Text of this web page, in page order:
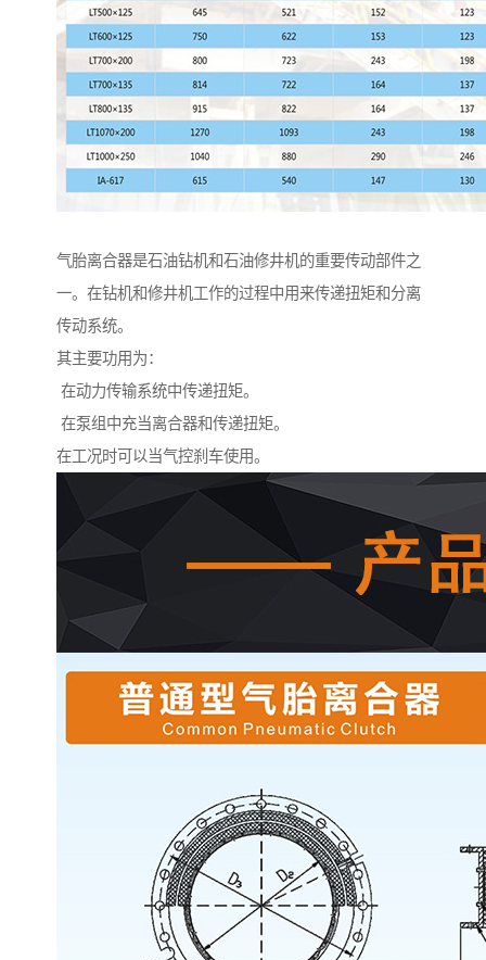
气胎离合器是石油钻机和石油修井机的重要传动部件之
一。在钻机和修井机工作的过程中用来传递扭矩和分离
传动系统。
其主要功用为：
在动力传输系统中传递扭矩。
在泵组中充当离合器和传递扭矩。
在工况时可以当气控刹车使用。